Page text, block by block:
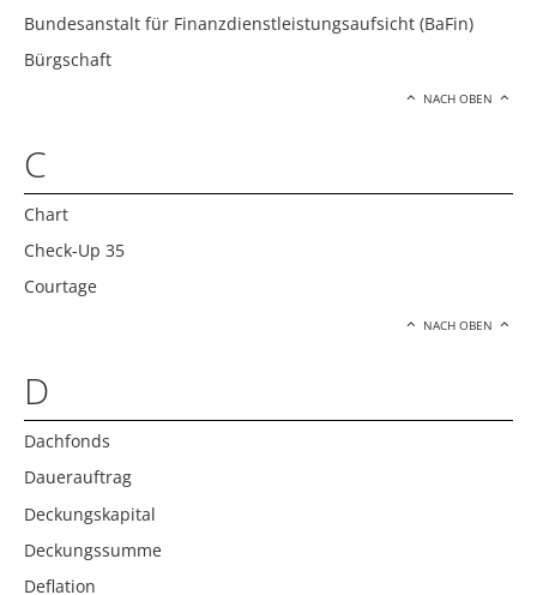
Bundesanstalt für Finanzdienstleistungsaufsicht (BaFin)
Bürgschaft
NACH OBEN
C
Chart
Check-Up 35
Courtage
NACH OBEN
D
Dachfonds
Dauerauftrag
Deckungskapital
Deckungssumme
Deflation